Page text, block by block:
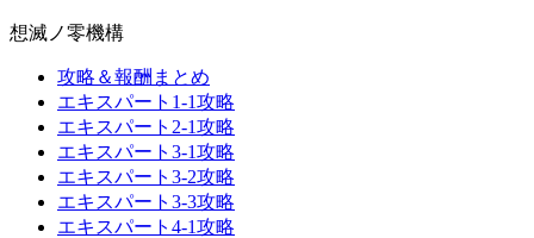
想滅ノ零機構
攻略＆報酬まとめ
エキスパート1-1攻略
エキスパート2-1攻略
エキスパート3-1攻略
エキスパート3-2攻略
エキスパート3-3攻略
エキスパート4-1攻略